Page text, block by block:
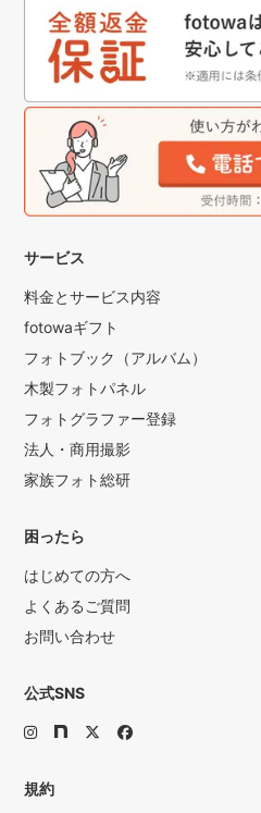
サービス
料金とサービス内容
fotowaギフト
フォトブック（アルバム）
木製フォトパネル
フォトグラファー登録
法人・商用撮影
家族フォト総研
困ったら
はじめての方へ
よくあるご質問
お問い合わせ
公式SNS
規約